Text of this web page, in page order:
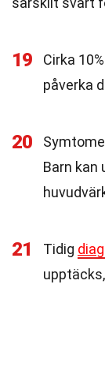
19
Cirka
påverka
20
Barn kan
21 Tidig